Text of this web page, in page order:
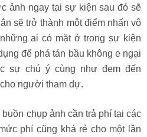
ảnh ngay tại sự kiện sau đó sẽ
sẽ trở thành một điểm nhấn vô
ai có mặt ở trong sự kiện
để phá tán bầu không e ngại
sự chú ý cùng như đem đến
người tham dự.
chụp ảnh cần trả phí tại các
phí cũng khá rẻ cho một lần